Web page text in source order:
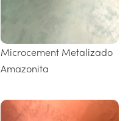
Microcement Metalizado
Amazonita